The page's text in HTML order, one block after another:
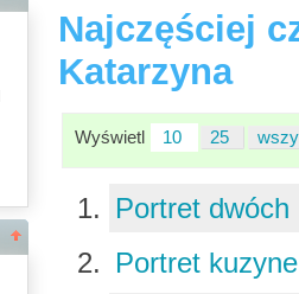
Najczęściej
Katarzyna
Wyświetl 10 25
Portret
Portret